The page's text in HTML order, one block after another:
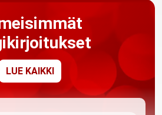
LUE KAIKKI